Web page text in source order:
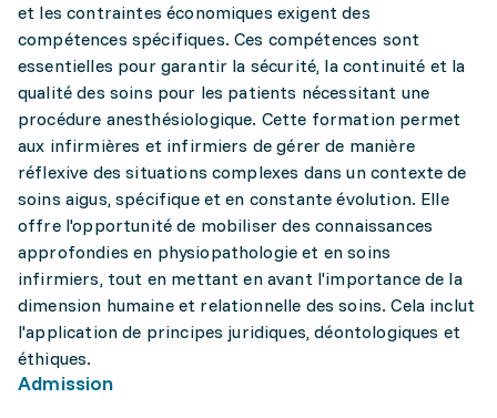
et les contraintes économiques exigent des
compétences spécifiques. Ces compétences sont
essentielles pour garantir la sécurité, la continuité et la
qualité des soins pour les patients nécessitant une
procédure anesthésiologique. Cette formation permet
aux infirmières et infirmiers de gérer de manière
réflexive des situations complexes dans un contexte de
soins aigus, spécifique et en constante évolution. Elle
offre l'opportunité de mobiliser des connaissances
approfondies en physiopathologie et en soins
infirmiers, tout en mettant en avant l'importance de la
dimension humaine et relationnelle des soins. Cela inclut
l'application de principes juridiques, déontologiques et
éthiques.
Admission